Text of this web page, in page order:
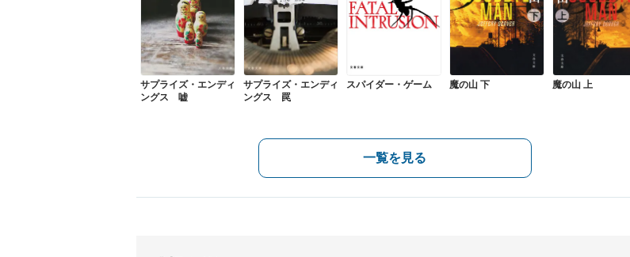
サプライズ・エンディ
ングス 嘘
サプライズ・エンディ
ングス 罠
スパイダー・ゲーム 魔の山 下 魔の山 上
一覧を見る